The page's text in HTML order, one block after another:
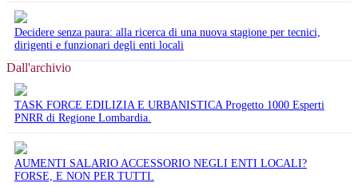
Decidere senza paura: alla ricerca di una nuova stagione per tecnici,
dirigenti e funzionari degli enti locali
Dall'archivio
TASK FORCE EDILIZIA E URBANISTICA Progetto 1000 Esperti
PNRR di Regione Lombardia.
AUMENTI SALARIO ACCESSORIO NEGLI ENTI LOCALI?
FORSE, E NON PER TUTTI.